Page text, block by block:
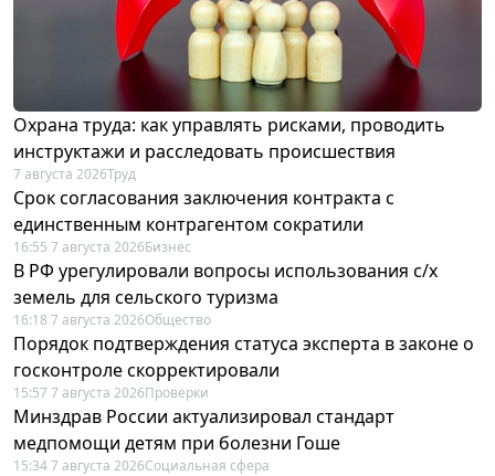
Охрана труда: как управлять рисками, проводить
инструктажи и расследовать происшествия
7 августа 2026Труд
Срок согласования заключения контракта с
единственным контрагентом сократили
16:55 7 августа 2026Бизнес
В РФ урегулировали вопросы использования с/х
земель для сельского туризма
16:18 7 августа 2026Общество
Порядок подтверждения статуса эксперта в законе о
госконтроле скорректировали
15:57 7 августа 2026Проверки
Минздрав России актуализировал стандарт
медпомощи детям при болезни Гоше
15:34 7 августа 2026Социальная сфера